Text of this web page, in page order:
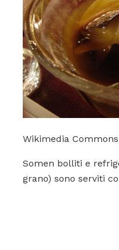
Wikimedia Commons
Somen bolliti e
grano) sono serviti